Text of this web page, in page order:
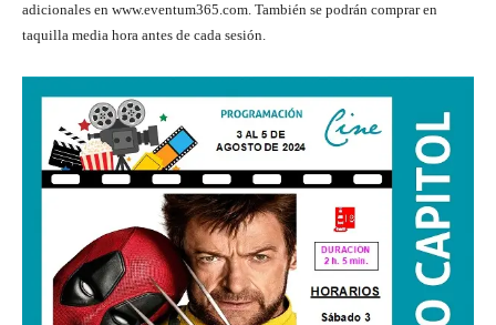
adicionales en www.eventum365.com. También se podrán comprar en
taquilla media hora antes de cada sesión.